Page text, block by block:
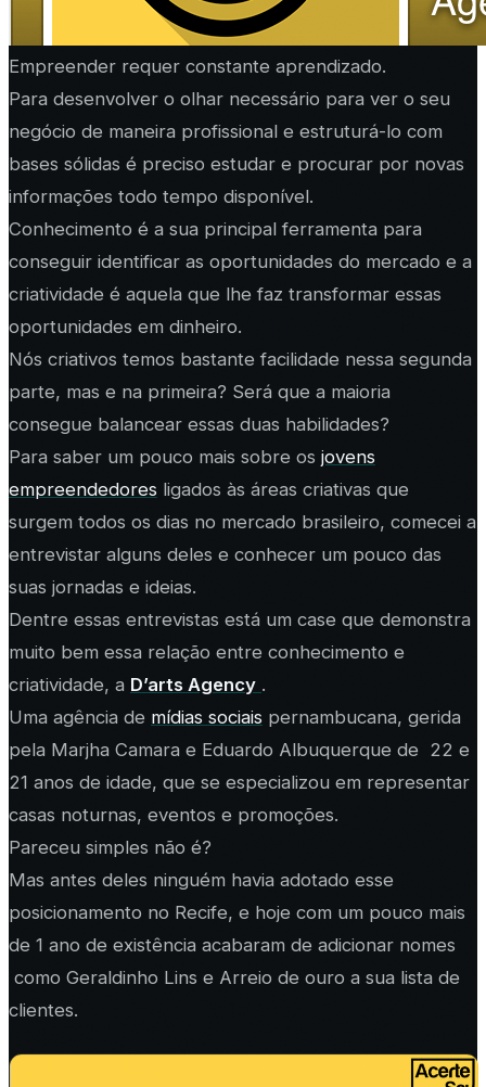
Empreender requer constante aprendizado.
Para desenvolver o olhar necessário para ver o seu
negócio de maneira profissional e estruturá-lo com
bases sólidas é preciso estudar e procurar por novas
informações todo tempo disponível.
Conhecimento é a sua principal ferramenta para
conseguir identificar as oportunidades do mercado e a
criatividade é aquela que lhe faz transformar essas
oportunidades em dinheiro.
Nós criativos temos bastante facilidade nessa segunda
parte, mas e na primeira? Será que a maioria
consegue balancear essas duas habilidades?
Para saber um pouco mais sobre os jovens
empreendedores ligados às áreas criativas que
surgem todos os dias no mercado brasileiro, comecei a
entrevistar alguns deles e conhecer um pouco das
suas jornadas e ideias.
Dentre essas entrevistas está um case que demonstra
muito bem essa relação entre conhecimento e
criatividade, a D’arts Agency .
Uma agência de mídias sociais pernambucana, gerida
pela Marjha Camara e Eduardo Albuquerque de 22 e
21 anos de idade, que se especializou em representar
casas noturnas, eventos e promoções.
Pareceu simples não é?
Mas antes deles ninguém havia adotado esse
posicionamento no Recife, e hoje com um pouco mais
de 1 ano de existência acabaram de adicionar nomes
como Geraldinho Lins e Arreio de ouro a sua lista de
clientes.